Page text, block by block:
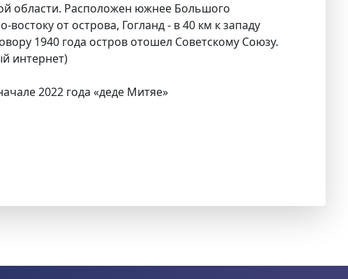
области. Расположен южнее Большого
от острова, Гогланд - в 40 км к западу
1940 года остров отошел Советскому Союзу.
интернет)
2022 года «деде Митяе»